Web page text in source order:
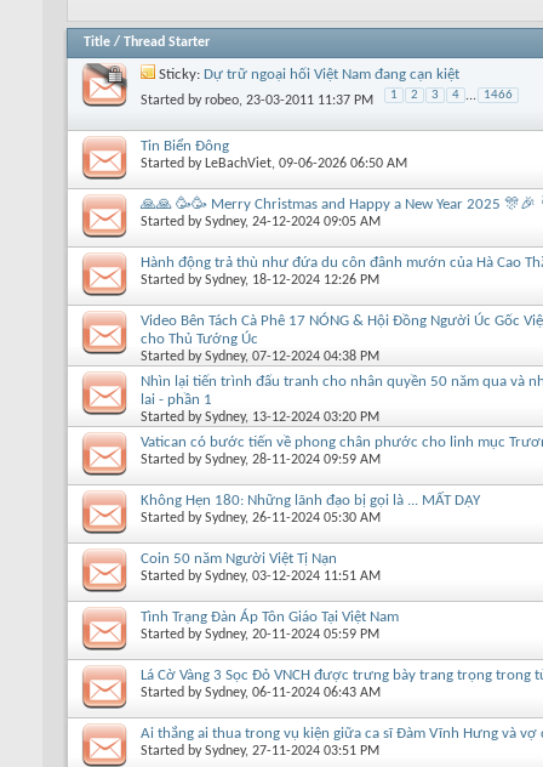
Title / Thread Starter
Sticky: Dự trữ ngoại hối Việt Nam đang cạn kiệt
Started byrobeo, 23-03-2011 11:37 PM 1 2 3 4 ... 1466
Tin Biển Đông
Started by LeBachViet, 09-06-2026 06:50 AM
🙏🙏 🥳🥳 Merry Christmas and Happy a New Year 2025 🎊🎉
Started bySydney, 24-12-2024 09:05 AM
Hành động trả thù như đứa du côn đânh mướn của Hà Cao
Started bySydney, 18-12-2024 12:26 PM
Video Bên Tách Cà Phê 17 NÓNG & Hội Đồng Người Úc Gốc
cho Thủ Tướng Úc
Started bySydney, 07-12-2024 04:38 PM
Nhìn lại tiến trình đấu tranh cho nhân quyền 50 năm qua và
lai - phần 1
Started bySydney, 13-12-2024 03:20 PM
Vatican có bước tiến về phong chân phước cho linh mục
Started bySydney, 28-11-2024 09:59 AM
Không Hẹn 180: Những lãnh đạo bị gọi là ... MẤT DẠY
Started bySydney, 26-11-2024 05:30 AM
Coin 50 năm Người Việt Tị Nạn
Started bySydney, 03-12-2024 11:51 AM
Tình Trạng Đàn Áp Tôn Giáo Tại Việt Nam
Started bySydney, 20-11-2024 05:59 PM
Lá Cờ Vàng 3 Sọc Đỏ VNCH được trưng bày trang trọng trong
Started bySydney, 06-11-2024 06:43 AM
Ai thắng ai thua trong vụ kiện giữa ca sĩ Đàm Vĩnh Hưng và vợ
Started bySydney, 27-11-2024 03:51 PM